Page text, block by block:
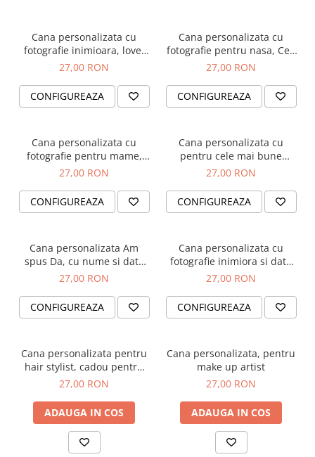
Cana personalizata cu
fotografie inimioara, love,
pentru cuplu
27,00 RON
CONFIGUREAZA
Cana personalizata cu
fotografie pentru nasa, Cea
mai dulce nasica
27,00 RON
CONFIGUREAZA
Cana personalizata cu
fotografie pentru mame,
Cea mai fericita mamica
27,00 RON
CONFIGUREAZA
Cana personalizata cu
pentru cele mai bune
prietene, BFF
27,00 RON
CONFIGUREAZA
Cana personalizata Am
spus Da, cu nume si data
casatoriei
27,00 RON
CONFIGUREAZA
Cana personalizata cu
fotografie inimiora si data
relatiei, pentru cuplu
27,00 RON
CONFIGUREAZA
Cana personalizata pentru
hair stylist, cadou pentru
coafeza
27,00 RON
ADAUGA IN COS
Cana personalizata, pentru
make up artist
27,00 RON
ADAUGA IN COS